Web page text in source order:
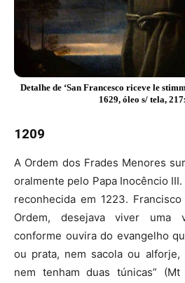
Detalhe de ‘San Francesco riceve le
1629, óleo s/ tela,
1209
A Ordem dos Frades Menores
oralmente pelo Papa Inocêncio
reconhecida em 1223.
Ordem, desejava viver uma
conforme ouvira do evangelho
ou prata, nem sacola ou alforje,
nem tenham duas túnicas” (Mt